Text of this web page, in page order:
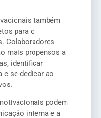
também
para o
Colaboradores
mais propensos a
identificar
e se dedicar ao
podem
interna e a